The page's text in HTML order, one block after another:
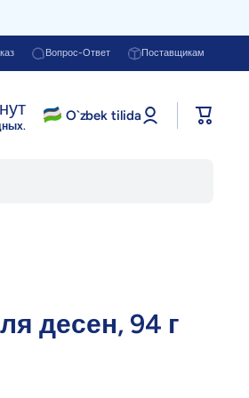
Вопрос-Ответ Поставщикам
O`zbek tilida
Войти в
профиль
Корзина
десен, 94 г